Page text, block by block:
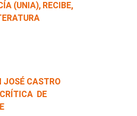
(UNIA), RECIBE,
JOSÉ CASTRO
DE